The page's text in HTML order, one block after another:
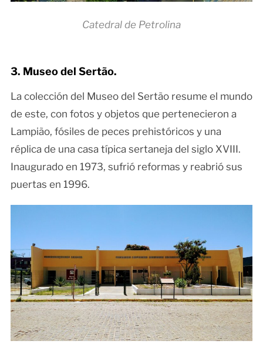
Catedral de Petrolina
3. Museo del Sertão.
La colección del Museo del Sertão resume el mundo
de este, con fotos y objetos que pertenecieron a
Lampião, fósiles de peces prehistóricos y una
réplica de una casa típica sertaneja del siglo XVIII.
Inaugurado en 1973, sufrió reformas y reabrió sus
puertas en 1996.